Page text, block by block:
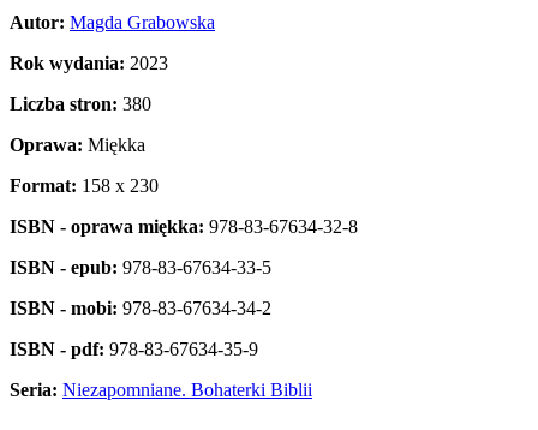
Autor: Magda Grabowska
Rok wydania: 2023
Liczba stron: 380
Oprawa: Miękka
Format: 158 x 230
ISBN - oprawa miękka: 978-83-67634-32-8
ISBN - epub: 978-83-67634-33-5
ISBN - mobi: 978-83-67634-34-2
ISBN - pdf: 978-83-67634-35-9
Seria: Niezapomniane. Bohaterki Biblii